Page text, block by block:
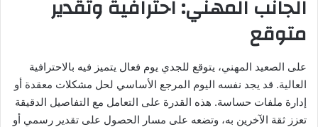
الجانب المهني: احترافية وتقدير
متوقع
على الصعيد المهني، يتوقع للجدي يوم فعال يتميز فيه بالاحترافية
العالية. قد يجد نفسه اليوم المرجع الأساسي لحل مشكلات معقدة أو
إدارة ملفات حساسة. هذه القدرة على التعامل مع التفاصيل الدقيقة
تعزز ثقة الآخرين به، وتضعه على مسار الحصول على تقدير رسمي أو